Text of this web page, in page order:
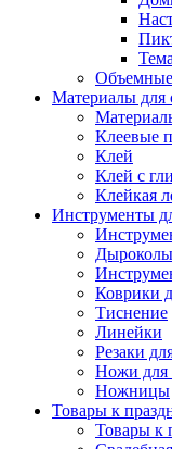
Объемные
Материалы для
Клеевые
Клей
Клей с
Клейкая
Инструменты
Коврики
Тиснение
Линейки
Резаки
Ножи для
Ножницы
Товары к
Товары к